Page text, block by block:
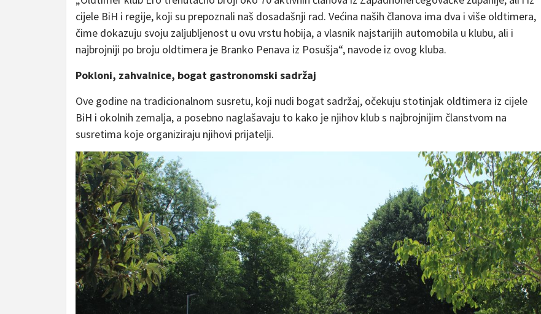
cijele BiH i regije, koji su prepoznali naš dosadašnji rad. Većina naših članova ima dva i više oldtimera,
čime dokazuju svoju zaljubljenost u ovu vrstu hobija, a vlasnik najstarijih automobila u klubu, ali i
najbrojniji po broju oldtimera je Branko Penava iz Posušja“, navode iz ovog kluba.
Pokloni, zahvalnice, bogat gastronomski sadržaj
Ove godine na tradicionalnom susretu, koji nudi bogat sadržaj, očekuju stotinjak oldtimera iz cijele
BiH i okolnih zemalja, a posebno naglašavaju to kako je njihov klub s najbrojnijim članstvom na
susretima koje organiziraju njihovi prijatelji.